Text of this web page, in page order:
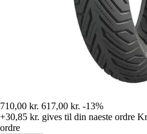
710,00 kr. 617,00 kr. -13%
+30,85 kr. gives til din naeste ordre
ordre